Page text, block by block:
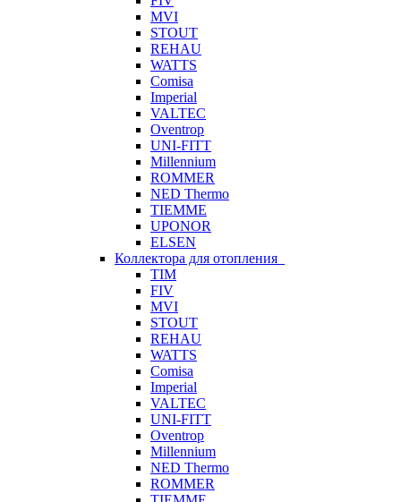
MVI
STOUT
REHAU
WATTS
Comisa
Imperial
VALTEC
Oventrop
UNI-FITT
Millennium
ROMMER
NED Thermo
TIEMME
UPONOR
ELSEN
Коллектора для отопления
TIM
FIV
MVI
STOUT
REHAU
WATTS
Comisa
Imperial
VALTEC
UNI-FITT
Oventrop
Millennium
NED Thermo
ROMMER